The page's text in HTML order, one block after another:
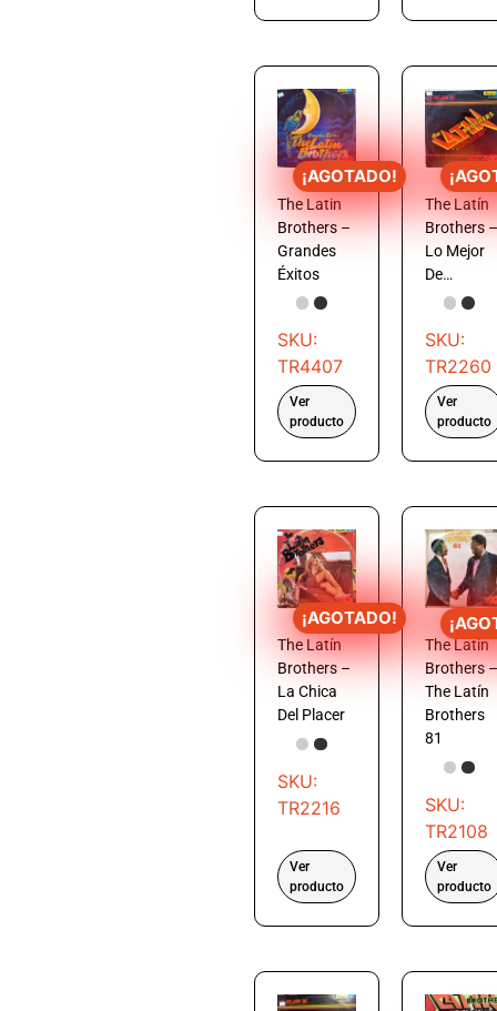
¡AGOTADO!
The Latin
Brothers –
Grandes
Éxitos
SKU:
TR4407
Ver
producto
The Latín
Brothers –
Lo Mejor
De…
SKU:
TR2260
Ver
producto
¡AGOTADO!
The Latín
Brothers –
La Chica
Del Placer
SKU:
TR2216
Ver
producto
The Latín
Brothers –
The Latín
Brothers
81
SKU:
TR2108
Ver
producto